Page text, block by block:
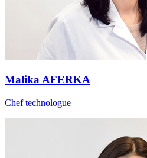
Malika AFERKA
Chef technologue